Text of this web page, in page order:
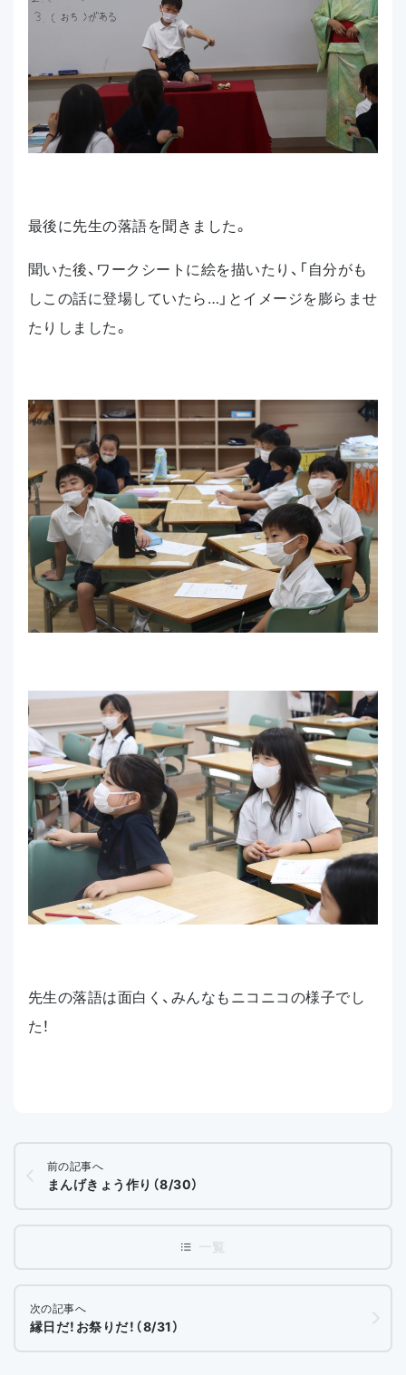
最後に先生の落語を聞きました。
聞いた後、ワークシートに絵を描いたり、「自分がも
しこの話に登場していたら…」とイメージを膨らませ
たりしました。
先生の落語は面白く、みんなもニコニコの様子でし
た！
前の記事へ
まんげきょう作り（8/30）
次の記事へ
縁日だ！お祭りだ！（8/31）